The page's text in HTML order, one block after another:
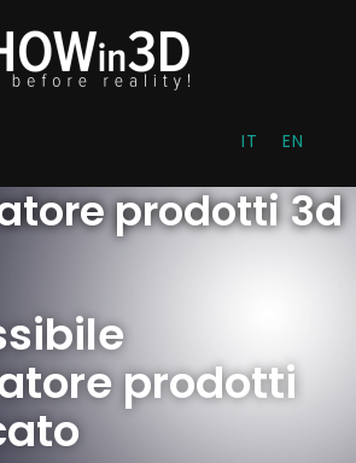
IT EN
prodotti 3d
prodotti